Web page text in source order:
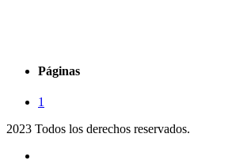
Páginas
1
2023 Todos los derechos reservados.